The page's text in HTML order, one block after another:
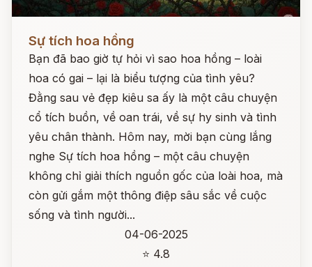
Sự tích hoa hồng
Bạn đã bao giờ tự hỏi vì sao hoa hồng – loài
hoa có gai – lại là biểu tượng của tình yêu?
Đằng sau vẻ đẹp kiêu sa ấy là một câu chuyện
cổ tích buồn, về oan trái, về sự hy sinh và tình
yêu chân thành. Hôm nay, mời bạn cùng lắng
nghe Sự tích hoa hồng – một câu chuyện
không chỉ giải thích nguồn gốc của loài hoa, mà
còn gửi gắm một thông điệp sâu sắc về cuộc
sống và tình người...
04-06-2025
⭐ 4.8